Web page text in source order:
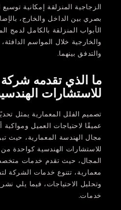
الزجاجية المنزلقة إمكانية
بصري بين الداخل والخارج،
الأبواب المنزلقة بالكامل لدمج
والخارجية خلال المواسم
والتدفق بينهما.
ما الذي تقدمه شركة
للاستشارات
تصميم الفلل المعمارية يمثل
عميقًا لاحتياجات العميل
مجال الهندسة المعمارية، حيث
للاستشارات الهندسية كواحدة
المجال، حيث تقدم خدمات
معمارية، تتنوع خدمات
وتحليل الاحتياجات، فيما يلي
خدمات.